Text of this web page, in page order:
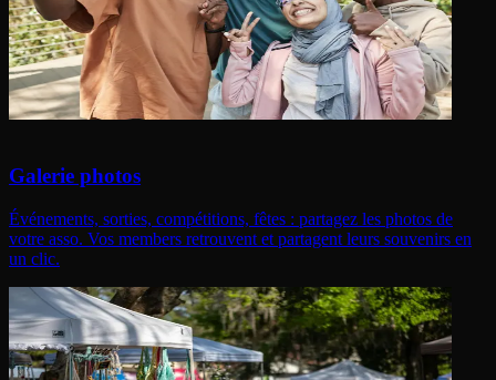
Galerie photos
Événements, sorties, compétitions, fêtes : partagez les photos de
votre asso. Vos members retrouvent et partagent leurs souvenirs en
un clic.